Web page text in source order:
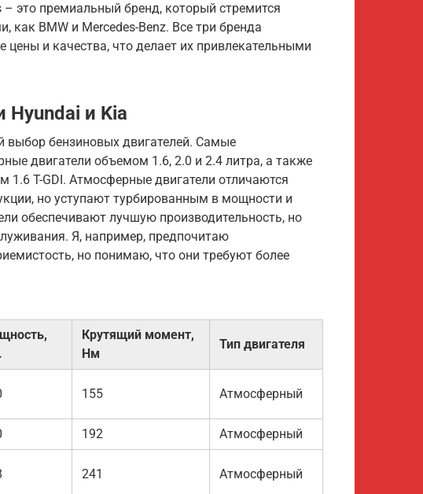
это премиальный бренд, который стремится
как BMW и Mercedes-Benz. Все три бренда
цены и качества, что делает их привлекательными
Hyundai и Kia
выбор бензиновых двигателей. Самые
двигатели объемом 1.6, 2.0 и 2.4 литра, а также
1.6 T-GDI. Атмосферные двигатели отличаются
но уступают турбированным в мощности и
обеспечивают лучшую производительность, но
Я, например, предпочитаю
но понимаю, что они требуют более
Крутящий момент,
Нм
Тип двигателя
155 Атмосферный
192 Атмосферный
241 Атмосферный